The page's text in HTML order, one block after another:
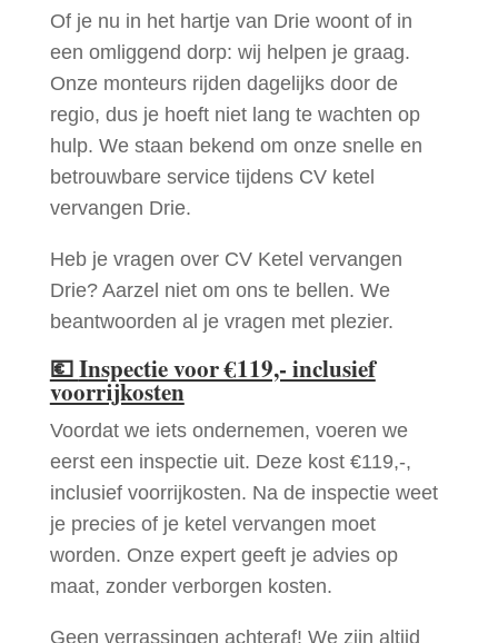
Of je nu in het hartje van Drie woont of in
een omliggend dorp: wij helpen je graag.
Onze monteurs rijden dagelijks door de
regio, dus je hoeft niet lang te wachten op
hulp. We staan bekend om onze snelle en
betrouwbare service tijdens CV ketel
vervangen Drie.
Heb je vragen over CV Ketel vervangen
Drie? Aarzel niet om ons te bellen. We
beantwoorden al je vragen met plezier.
💶Inspectie voor €119,- inclusief
voorrijkosten
Voordat we iets ondernemen, voeren we
eerst een inspectie uit. Deze kost €119,-,
inclusief voorrijkosten. Na de inspectie weet
je precies of je ketel vervangen moet
worden. Onze expert geeft je advies op
maat, zonder verborgen kosten.
Geen verrassingen achteraf! We zijn altijd